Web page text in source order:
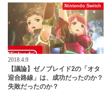
Nintendo Switch
2018.4.9
【議論】ゼノブレイド2の「オタ
迎合路線」は、成功だったのか？
失敗だったのか？